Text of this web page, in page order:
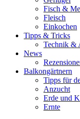
Fisch &
Fleisch
Einkochen
Tipps & Tricks
Technik &
News
Balkongärtnern
Tipps für
Anzucht
Erde und
Ernte